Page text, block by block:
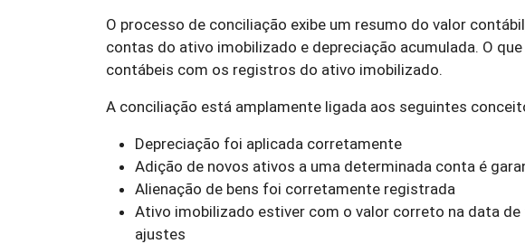
O processo de conciliação exibe um resumo do valor
contas do ativo imobilizado e depreciação acumulada. O
contábeis com os registros do ativo imobilizado.
A conciliação está amplamente ligada aos seguintes
Depreciação foi aplicada corretamente
Adição de novos ativos a uma determinada conta é
Alienação de bens foi corretamente registrada
Ativo imobilizado estiver com o valor correto na data
ajustes